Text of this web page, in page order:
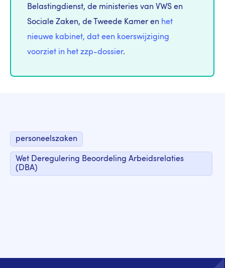
Belastingdienst, de ministeries van VWS en
Sociale Zaken, de Tweede Kamer en het
nieuwe kabinet, dat een koerswijziging
voorziet in het zzp-dossier.
personeelszaken
Wet Deregulering Beoordeling Arbeidsrelaties
(DBA)